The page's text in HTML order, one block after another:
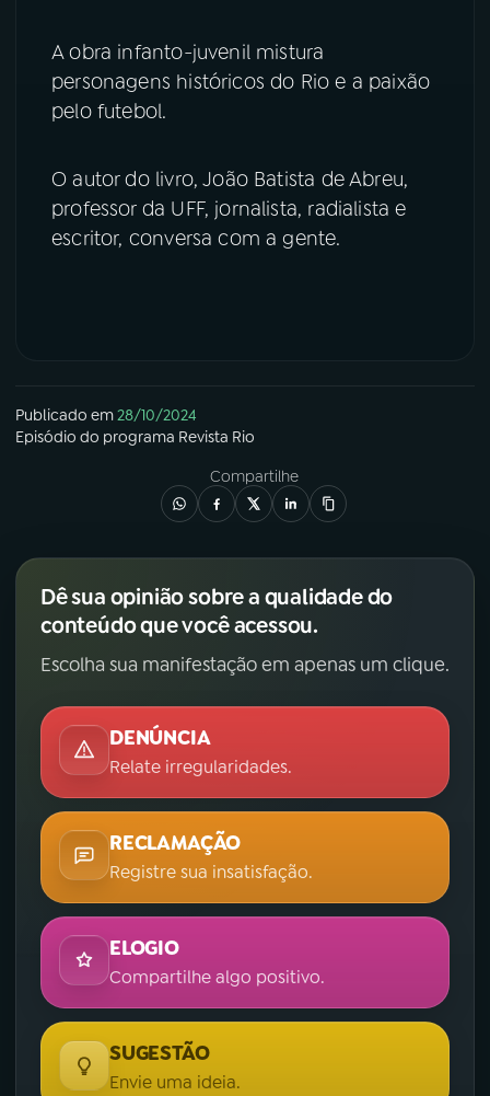
A obra infanto-juvenil mistura
personagens históricos do Rio e a paixão
pelo futebol.
O autor do livro, João Batista de Abreu,
professor da UFF, jornalista, radialista e
escritor, conversa com a gente.
Publicado em28/10/2024
Episódio do programa Revista Rio
Compartilhe
Dê sua opinião sobre a qualidade do
conteúdo que você acessou.
Escolha sua manifestação em apenas um clique.
DENÚNCIA
Relate irregularidades.
RECLAMAÇÃO
Registre sua insatisfação.
ELOGIO
Compartilhe algo positivo.
SUGESTÃO
Envie uma ideia.